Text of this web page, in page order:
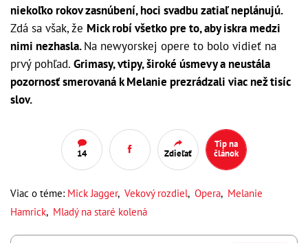
niekoľko rokov zasnúbení, hoci svadbu zatiaľ neplánujú.
Zdá sa však, že Mick robí všetko pre to, aby iskra medzi
nimi nezhasla.Na newyorskej opere to bolo vidieť na
prvý pohľad. Grimasy, vtipy, široké úsmevy a neustála
pozornosť smerovaná k Melanie prezrádzali viac než tisíc
slov.
14 Zdieľať
Tip na
článok
Viac o téme: Mick Jagger, Vekový rozdiel, Opera, Melanie
Hamrick, Mladý na staré kolená